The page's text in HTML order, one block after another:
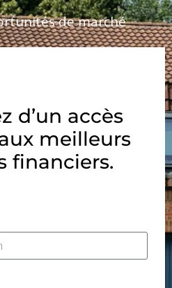
de marché
d’un accès
meilleurs
financiers.